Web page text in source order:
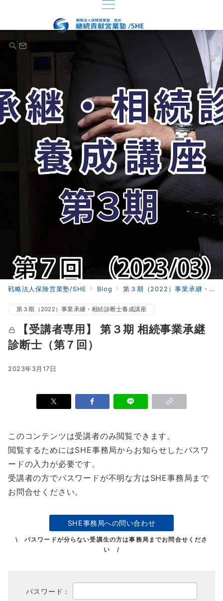
戦略法人保険営業塾/SHE Blog 第３期（2022）事業承継・相続診断士養成講座
第３期（2022）事業承継・相続診断士養成講座
【受講者専用】 第３期 相続事業承継
診断士（第７回）
2023年3月17日
このコンテンツは受講者のみ閲覧できます。
閲覧するためにはSHE事務局からお知らせしたパスワ
ードの入力が必要です。
受講者の方でパスワードが不明な方はSHE事務局まで
お問合せください。
SHE事務局への問い合わせ
\ パスワードが分らない受講生の方は事務局までお問合せくださ
い /
パスワード：